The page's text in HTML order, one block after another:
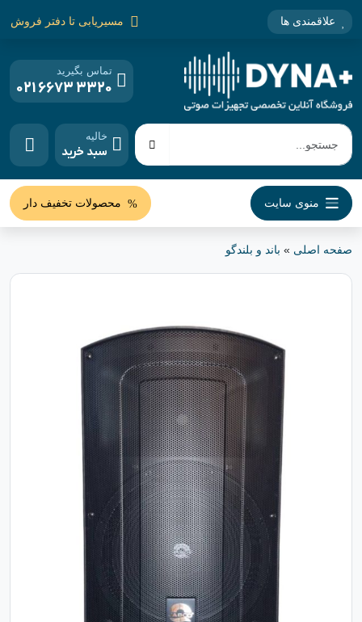
علاقمندی ها مسیریابی تا دفتر فروش
تماس بگیرید
021 6673 3320
خالیه
سبد خرید
منوی سایت محصولات تخفیف دار
صفحه اصلی » باند و بلندگو